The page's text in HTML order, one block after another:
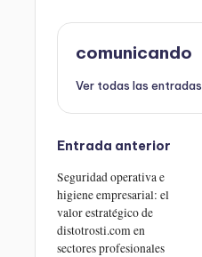
comunicando
Ver todas las entradas
Navegación
de
Entrada anterior
Seguridad operativa e
higiene empresarial: el
valor estratégico de
distotrosti.com en
sectores profesionales